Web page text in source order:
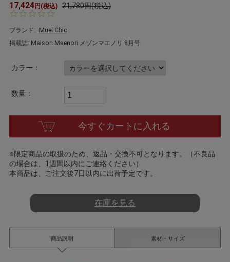
17,424円(税込) 21,780円(税込)
0.
s
t
a
ブランド:
Muel Chic
掲載誌: Maison Maenori メゾンマエノリ 8月号
カラー：
数量：
今すぐカートに入れる
※限定商品の取扱のため、返品・交換不可となります。（不良品
の場合は、1週間以内にご連絡ください）
本商品は、ご注文後7日以内に出荷予定です。
在庫を見る
商品説明 素材・サイズ